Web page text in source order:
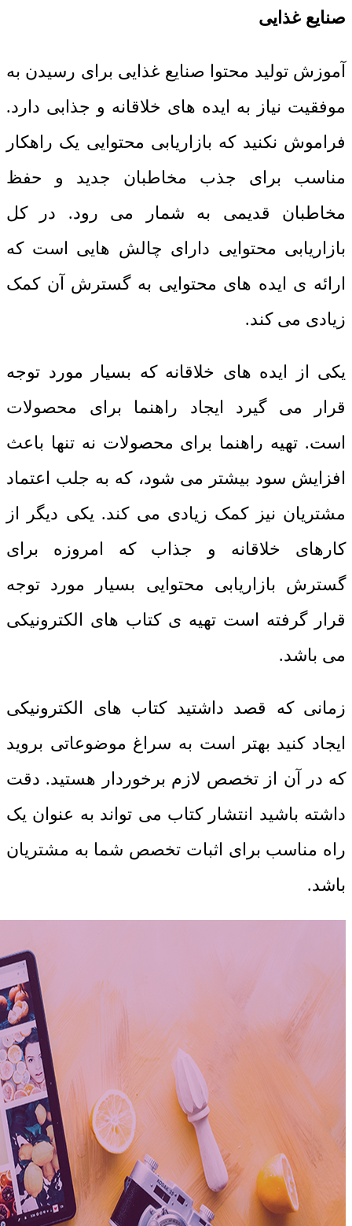
صنایع غذایی
آموزش تولید محتوا صنایع غذایی برای رسیدن به
موفقیت نیاز به ایده های خلاقانه و جذابی دارد.
فراموش نکنید که بازاریابی محتوایی یک راهکار
مناسب برای جذب مخاطبان جدید و حفظ
مخاطبان قدیمی به شمار می رود. در کل
بازاریابی محتوایی دارای چالش هایی است که
ارائه ی ایده های محتوایی به گسترش آن کمک
زیادی می کند.
یکی از ایده های خلاقانه که بسیار مورد توجه
قرار می گیرد ایجاد راهنما برای محصولات
است. تهیه راهنما برای محصولات نه تنها باعث
افزایش سود بیشتر می شود، که به جلب اعتماد
مشتریان نیز کمک زیادی می کند. یکی دیگر از
کارهای خلاقانه و جذاب که امروزه برای
گسترش بازاریابی محتوایی بسیار مورد توجه
قرار گرفته است تهیه ی کتاب های الکترونیکی
می باشد.
زمانی که قصد داشتید کتاب های الکترونیکی
ایجاد کنید بهتر است به سراغ موضوعاتی بروید
که در آن از تخصص لازم برخوردار هستید. دقت
داشته باشید انتشار کتاب می تواند به عنوان یک
راه مناسب برای اثبات تخصص شما به مشتریان
باشد.